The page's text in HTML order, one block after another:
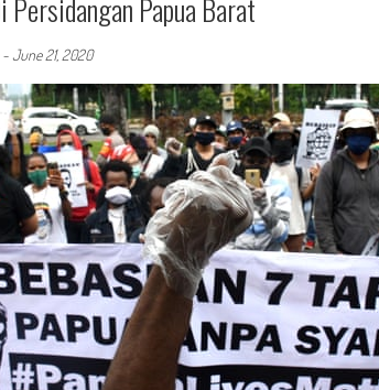
Persidangan Papua Barat
-June 21, 2020